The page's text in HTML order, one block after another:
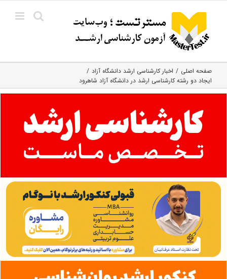
content
صفحه اصلی
اخبار کارشناسی ارشد دانشگاه آزاد
ایجاد دو رشته کارشناسی ارشد در دانشگاه آزاد شاهرود